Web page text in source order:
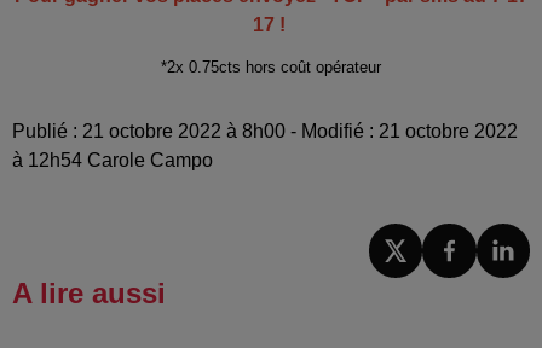
17 !
*2x 0.75cts hors coût opérateur
Publié : 21 octobre 2022 à 8h00 - Modifié : 21 octobre 2022
à 12h54 Carole Campo
A lire aussi